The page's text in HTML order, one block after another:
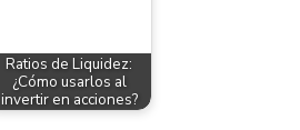
Ratios de Liquidez:
¿Cómo usarlos al
invertir en acciones?